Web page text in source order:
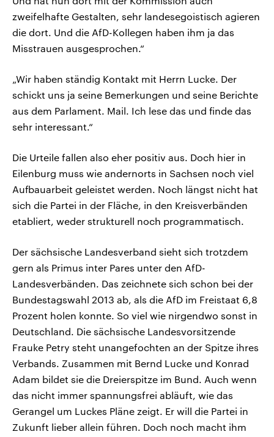
zweifelhafte Gestalten, sehr landesegoistisch agieren
die dort. Und die AfD-Kollegen haben ihm ja das
Misstrauen ausgesprochen.“
„Wir haben ständig Kontakt mit Herrn Lucke. Der
schickt uns ja seine Bemerkungen und seine Berichte
aus dem Parlament. Mail. Ich lese das und finde das
sehr interessant.“
Die Urteile fallen also eher positiv aus. Doch hier in
Eilenburg muss wie andernorts in Sachsen noch viel
Aufbauarbeit geleistet werden. Noch längst nicht hat
sich die Partei in der Fläche, in den Kreisverbänden
etabliert, weder strukturell noch programmatisch.
Der sächsische Landesverband sieht sich trotzdem
gern als Primus inter Pares unter den AfD-
Landesverbänden. Das zeichnete sich schon bei der
Bundestagswahl 2013 ab, als die AfD im Freistaat 6,8
Prozent holen konnte. So viel wie nirgendwo sonst in
Deutschland. Die sächsische Landesvorsitzende
Frauke Petry steht unangefochten an der Spitze ihres
Verbands. Zusammen mit Bernd Lucke und Konrad
Adam bildet sie die Dreierspitze im Bund. Auch wenn
das nicht immer spannungsfrei abläuft, wie das
Gerangel um Luckes Pläne zeigt. Er will die Partei in
Zukunft lieber allein führen. Doch noch macht ihm